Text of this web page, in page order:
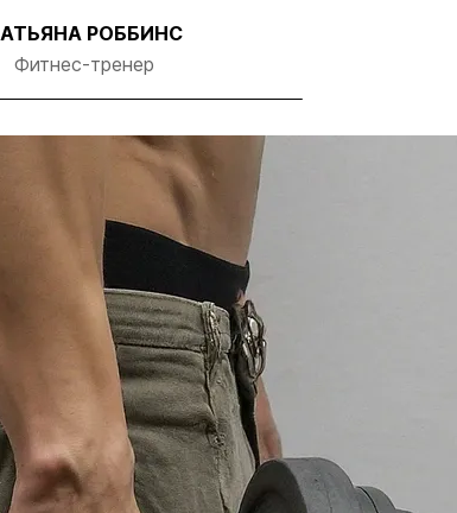
РОББИНС
Фитнес-тренер